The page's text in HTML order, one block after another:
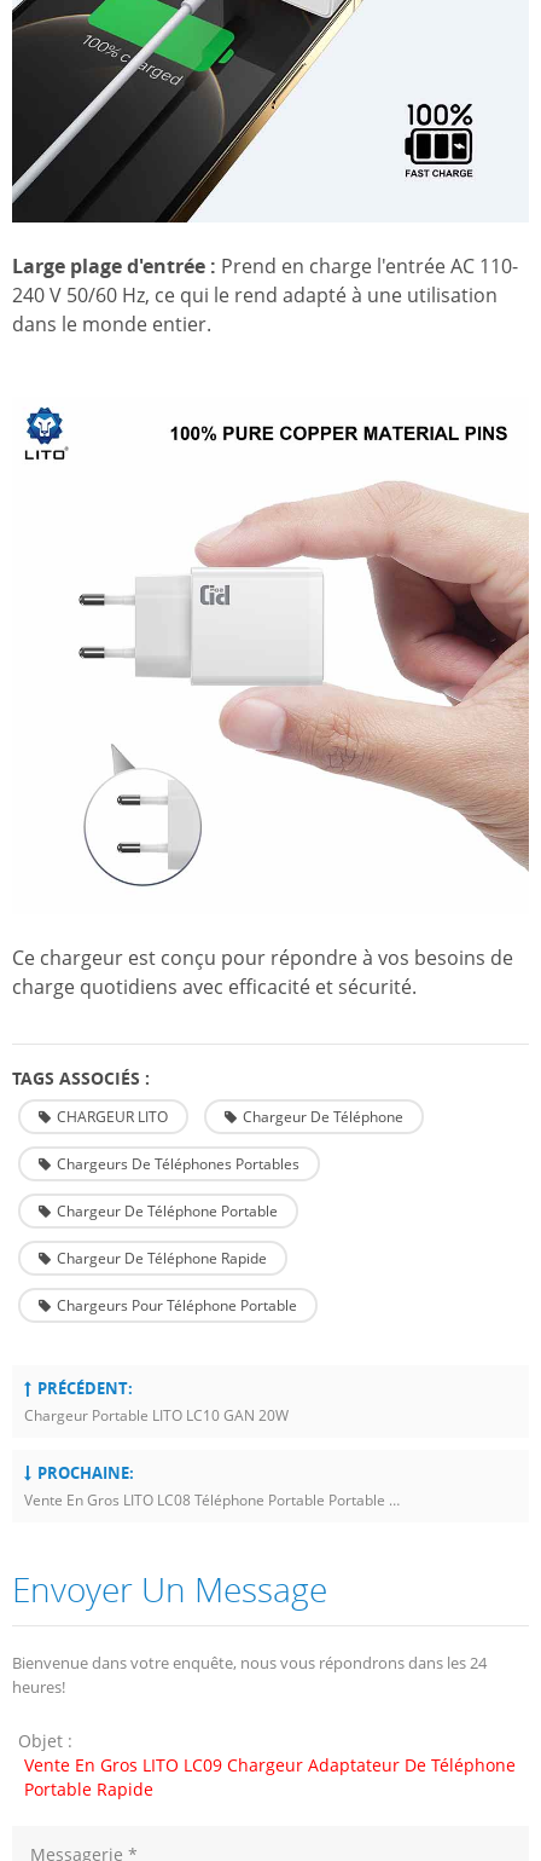
Large plage d'entrée : Prend en charge l'entrée AC 110-
240 V 50/60 Hz, ce qui le rend adapté à une utilisation
dans le monde entier.
Ce chargeur est conçu pour répondre à vos besoins de
charge quotidiens avec efficacité et sécurité.
TAGS ASSOCIÉS :
CHARGEUR LITO Chargeur De Téléphone
Chargeurs De Téléphones Portables
Chargeur De Téléphone Portable
Chargeur De Téléphone Rapide
Chargeurs Pour Téléphone Portable
PRÉCÉDENT:
Chargeur Portable LITO LC10 GAN 20W
PROCHAINE:
Vente En Gros LITO LC08 Téléphone Portable Portable QC 3.0 Chargeur Rapide
Envoyer Un Message
Bienvenue dans votre enquête, nous vous répondrons dans les 24
heures!
Objet :
Vente En Gros LITO LC09 Chargeur Adaptateur De Téléphone
Portable Rapide